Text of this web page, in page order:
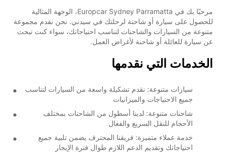
مرحبًا بك في Europcar Sydney Parramatta، الوجهة المثالية
للحصول على سيارة أو شاحنة لرحلتك في سيدني. نحن نقدم مجموعة
متنوعة من السيارات والشاحنات لتناسب احتياجاتك، سواء كنت تبحث
عن سيارة للعائلة أو شاحنة لأغراض العمل.
الخدمات التي نقدمها
سيارات متنوعة: نقدم تشكيلة واسعة من السيارات لتناسب
جميع الاحتياجات والميزانيات
شاحنات متنوعة: لدينا أسطول من الشاحنات بمختلف
الأحجام للنقل السريع والفعال
خدمة عملاء متميزة: فريقنا المحترف يضمن تلبية جميع
احتياجاتك وتقديم الدعم اللازم طوال فترة الإيجار